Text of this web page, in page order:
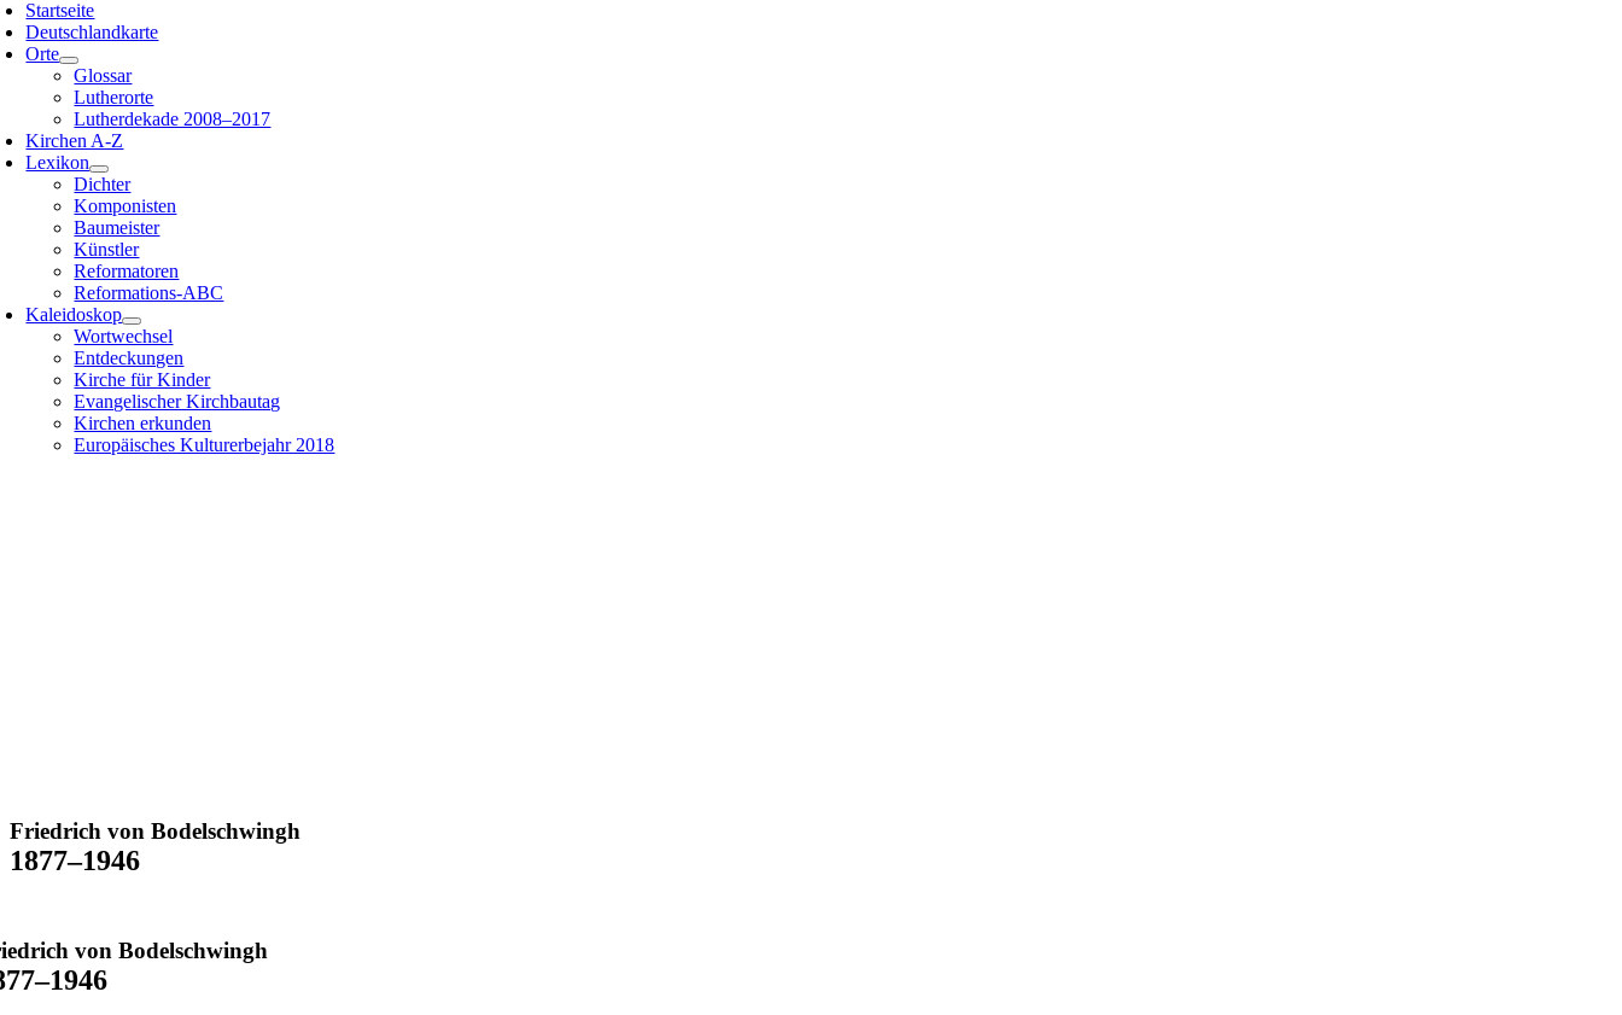
Startseite
Deutschlandkarte
Orte
Glossar
Lutherorte
Lutherdekade 2008–2017
Kirchen A-Z
Lexikon
Dichter
Komponisten
Baumeister
Künstler
Reformatoren
Reformations-ABC
Kaleidoskop
Wortwechsel
Entdeckungen
Kirche für Kinder
Evangelischer Kirchbautag
Kirchen erkunden
Europäisches Kulturerbejahr 2018
Friedrich von Bodelschwingh
1877–1946
von Bodelschwingh